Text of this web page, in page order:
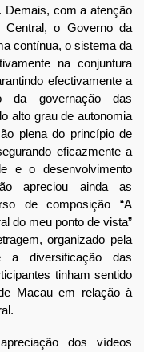
Demais, com a atenção
o Governo da
contínua, o sistema da
na conjuntura
efectivamente a
da governação das
alto grau de autonomia
plena do princípio de
eficazmente a
e o desenvolvimento
apreciou ainda as
de composição “A
do meu ponto de vista”
organizado pela
a diversificação das
tinham sentido
Macau em relação à
dos vídeos